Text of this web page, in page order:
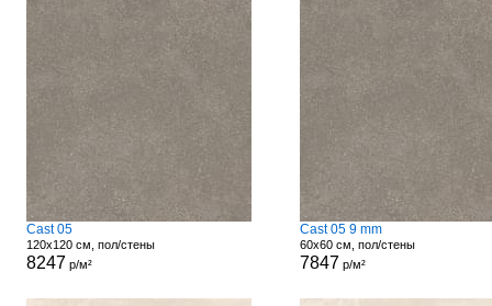
Cast 05
120x120 см, пол/стены
8247 р/м²
Cast 05 9 mm
60x60 см, пол/стены
7847 р/м²